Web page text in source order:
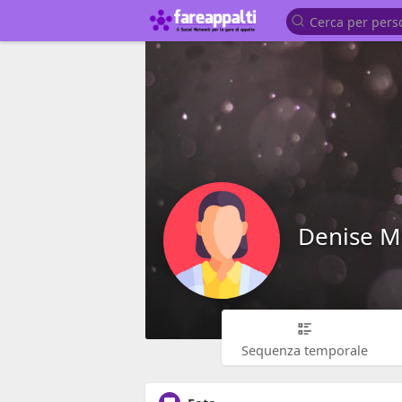
Denise
Sequenza temporale